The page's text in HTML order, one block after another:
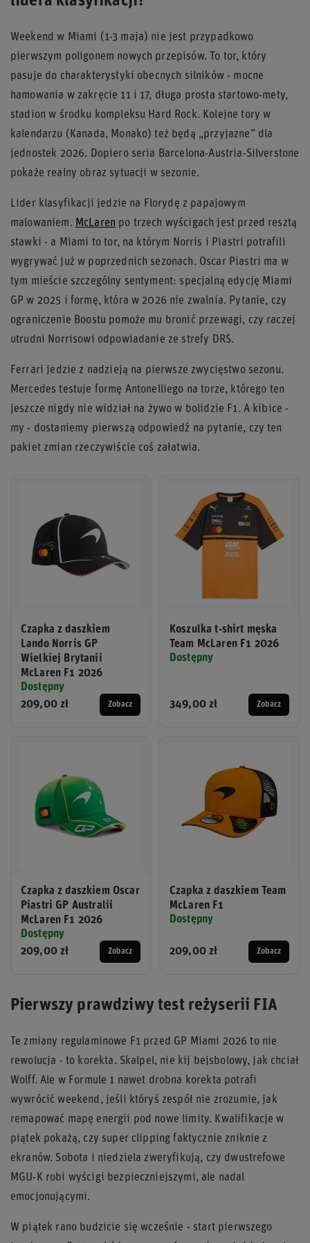
Weekend w Miami (1-3 maja) nie jest przypadkowo
pierwszym poligonem nowych przepisów. To tor, który
pasuje do charakterystyki obecnych silników - mocne
hamowania w zakręcie 11 i 17, długa prosta startowo-mety,
stadion w środku kompleksu Hard Rock. Kolejne tory w
kalendarzu (Kanada, Monako) też będą „przyjazne” dla
jednostek 2026. Dopiero seria Barcelona-Austria-Silverstone
pokaże realny obraz sytuacji w sezonie.
Lider klasyfikacji jedzie na Florydę z papajowym
malowaniem. McLaren po trzech wyścigach jest przed resztą
stawki - a Miami to tor, na którym Norris i Piastri potrafili
wygrywać już w poprzednich sezonach. Oscar Piastri ma w
tym mieście szczególny sentyment: specjalną edycję Miami
GP w 2025 i formę, która w 2026 nie zwalnia. Pytanie, czy
ograniczenie Boostu pomoże mu bronić przewagi, czy raczej
utrudni Norrisowi odpowiadanie ze strefy DRS.
Ferrari jedzie z nadzieją na pierwsze zwycięstwo sezonu.
Mercedes testuje formę Antonelliego na torze, którego ten
jeszcze nigdy nie widział na żywo w bolidzie F1. A kibice -
my - dostaniemy pierwszą odpowiedź na pytanie, czy ten
pakiet zmian rzeczywiście coś załatwia.
Czapka z daszkiem
Lando Norris GP
Wielkiej Brytanii
McLaren F1 2026
Dostępny
209,00 zł
Zobacz
Koszulka t-shirt męska
Team McLaren F1 2026
Dostępny
349,00 zł Zobacz
Czapka z daszkiem Oscar
Piastri GP Australii
McLaren F1 2026
Dostępny
209,00 zł
Zobacz
Czapka z daszkiem Team
McLaren F1
Dostępny
209,00 zł Zobacz
Pierwszy prawdziwy test reżyserii FIA
Te zmiany regulaminowe F1 przed GP Miami 2026 to nie
rewolucja - to korekta. Skalpel, nie kij bejsbolowy, jak chciał
Wolff. Ale w Formule 1 nawet drobna korekta potrafi
wywrócić weekend, jeśli któryś zespół nie zrozumie, jak
remapować mapę energii pod nowe limity. Kwalifikacje w
piątek pokażą, czy super clipping faktycznie zniknie z
ekranów. Sobota i niedziela zweryfikują, czy dwustrefowe
MGU-K robi wyścigi bezpieczniejszymi, ale nadal
emocjonującymi.
W piątek rano budzicie się wcześnie - start pierwszego